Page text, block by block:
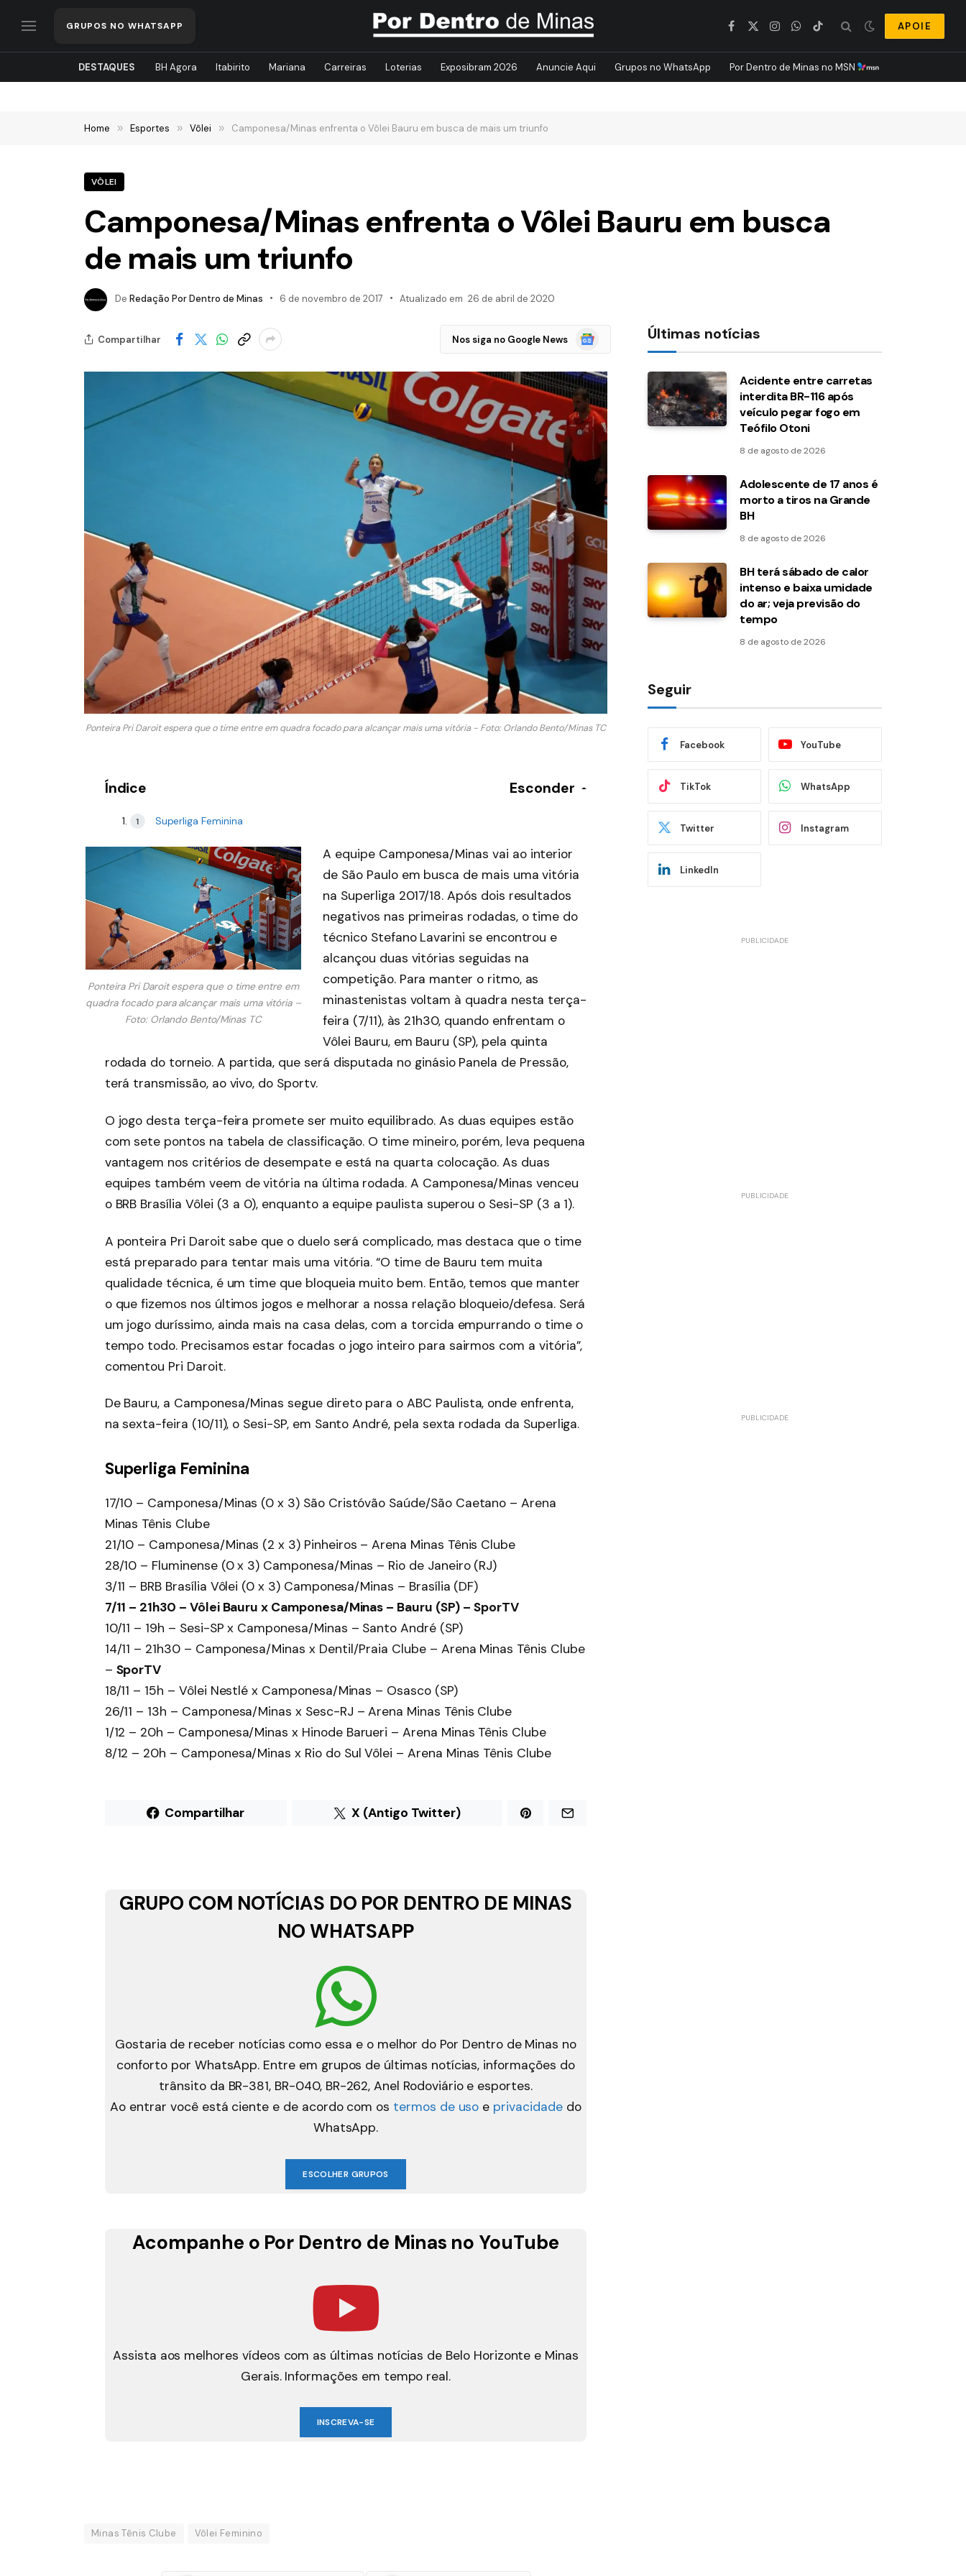
GRUPOS NO WHATSAPP Facebook
X
Instagram
WhatsApp
TikTok APOIE
DESTAQUES BH Agora Itabirito Mariana Carreiras Loterias Exposibram 2026 Anuncie Aqui Grupos no WhatsApp Por Dentro de Minas no MSN
Home » Esportes » Vôlei » Camponesa/Minas enfrenta o Vôlei Bauru em busca de mais um triunfo
VÔLEI
Camponesa/Minas enfrenta o Vôlei Bauru em busca
de mais um triunfo
De Redação Por Dentro de Minas 6 de novembro de 2017 Atualizado em 26 de abril de 2020
Compartilhar Nos siga no Google News
Google
Notícias
Ponteira Pri Daroit espera que o time entre em quadra focado para alcançar mais uma vitória - Foto: Orlando Bento/Minas TC
Índice Esconder
Superliga Feminina
Ponteira Pri Daroit espera que o time entre em
quadra focado para alcançar mais uma vitória –
Foto: Orlando Bento/Minas TC
A equipe Camponesa/Minas vai ao interior
de São Paulo em busca de mais uma vitória
na Superliga 2017/18. Após dois resultados
negativos nas primeiras rodadas, o time do
técnico Stefano Lavarini se encontrou e
alcançou duas vitórias seguidas na
competição. Para manter o ritmo, as
minastenistas voltam à quadra nesta terça-
feira (7/11), às 21h30, quando enfrentam o
Vôlei Bauru, em Bauru (SP), pela quinta
rodada do torneio. A partida, que será disputada no ginásio Panela de Pressão,
terá transmissão, ao vivo, do Sportv.
O jogo desta terça-feira promete ser muito equilibrado. As duas equipes estão
com sete pontos na tabela de classificação. O time mineiro, porém, leva pequena
vantagem nos critérios de desempate e está na quarta colocação. As duas
equipes também veem de vitória na última rodada. A Camponesa/Minas venceu
o BRB Brasília Vôlei (3 a 0), enquanto a equipe paulista superou o Sesi-SP (3 a 1).
A ponteira Pri Daroit sabe que o duelo será complicado, mas destaca que o time
está preparado para tentar mais uma vitória. “O time de Bauru tem muita
qualidade técnica, é um time que bloqueia muito bem. Então, temos que manter
o que fizemos nos últimos jogos e melhorar a nossa relação bloqueio/defesa. Será
um jogo duríssimo, ainda mais na casa delas, com a torcida empurrando o time o
tempo todo. Precisamos estar focadas o jogo inteiro para sairmos com a vitória”,
comentou Pri Daroit.
De Bauru, a Camponesa/Minas segue direto para o ABC Paulista, onde enfrenta,
na sexta-feira (10/11), o Sesi-SP, em Santo André, pela sexta rodada da Superliga.
Superliga Feminina
17/10 – Camponesa/Minas (0 x 3) São Cristóvão Saúde/São Caetano – Arena
Minas Tênis Clube
21/10 – Camponesa/Minas (2 x 3) Pinheiros – Arena Minas Tênis Clube
28/10 – Fluminense (0 x 3) Camponesa/Minas – Rio de Janeiro (RJ)
3/11 – BRB Brasília Vôlei (0 x 3) Camponesa/Minas – Brasília (DF)
7/11 – 21h30 – Vôlei Bauru x Camponesa/Minas – Bauru (SP) – SporTV
10/11 – 19h – Sesi-SP x Camponesa/Minas – Santo André (SP)
14/11 – 21h30 – Camponesa/Minas x Dentil/Praia Clube – Arena Minas Tênis Clube
– SporTV
18/11 – 15h – Vôlei Nestlé x Camponesa/Minas – Osasco (SP)
26/11 – 13h – Camponesa/Minas x Sesc-RJ – Arena Minas Tênis Clube
1/12 – 20h – Camponesa/Minas x Hinode Barueri – Arena Minas Tênis Clube
8/12 – 20h – Camponesa/Minas x Rio do Sul Vôlei – Arena Minas Tênis Clube
Compartilhar X (Antigo Twitter)
GRUPO COM NOTÍCIAS DO POR DENTRO DE MINAS
NO WHATSAPP
Gostaria de receber notícias como essa e o melhor do Por Dentro de Minas no
conforto por WhatsApp. Entre em grupos de últimas notícias, informações do
trânsito da BR-381, BR-040, BR-262, Anel Rodoviário e esportes.
Ao entrar você está ciente e de acordo com os termos de uso e privacidadedo
WhatsApp.
ESCOLHER GRUPOS
Acompanhe o Por Dentro de Minas no YouTube
Assista aos melhores vídeos com as últimas notícias de Belo Horizonte e Minas
Gerais. Informações em tempo real.
INSCREVA-SE
Minas Tênis Clube Vôlei Feminino
Últimas notícias
Acidente entre carretas
interdita BR-116 após
veículo pegar fogo em
Teófilo Otoni
8 de agosto de 2026
Adolescente de 17 anos é
morto a tiros na Grande
BH
8 de agosto de 2026
BH terá sábado de calor
intenso e baixa umidade
do ar; veja previsão do
tempo
8 de agosto de 2026
Seguir
Facebook YouTube
TikTok WhatsApp
Twitter Instagram
LinkedIn